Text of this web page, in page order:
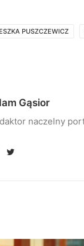
PUSZCZEWICZ
Gąsior
naczelny